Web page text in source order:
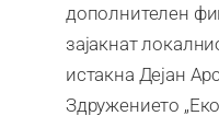
дополнителен
зајакнат
истакна Дејан
Здружението